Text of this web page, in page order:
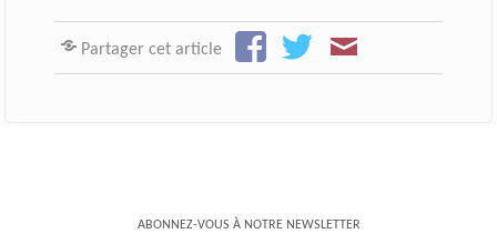
Partager cet article
ABONNEZ-VOUS À NOTRE NEWSLETTER